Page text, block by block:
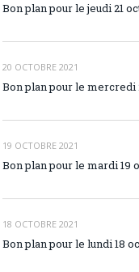
Bon plan pour le jeudi 21
20 OCTOBRE 2021
Bon plan pour le mercredi
19 OCTOBRE 2021
Bon plan pour le mardi 19
18 OCTOBRE 2021
Bon plan pour le lundi 18